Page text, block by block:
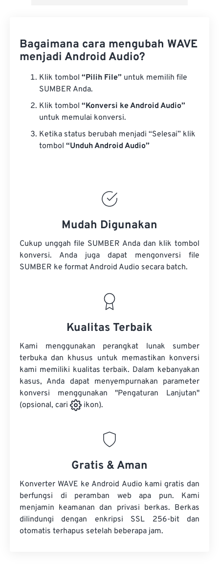
Bagaimana cara mengubah WAVE
menjadi Android Audio?
Klik tombol “Pilih File” untuk memilih file
SUMBER Anda.
Klik tombol “Konversi ke Android Audio”
untuk memulai konversi.
Ketika status berubah menjadi “Selesai” klik
tombol “Unduh Android Audio”
Mudah Digunakan
Cukup unggah file SUMBER Anda dan klik tombol
konversi. Anda juga dapat mengonversi file
SUMBER ke format Android Audio secara batch.
Kualitas Terbaik
Kami menggunakan perangkat lunak sumber
terbuka dan khusus untuk memastikan konversi
kami memiliki kualitas terbaik. Dalam kebanyakan
kasus, Anda dapat menyempurnakan parameter
konversi menggunakan "Pengaturan Lanjutan"
(opsional, cari
ikon).
Gratis & Aman
Konverter WAVE ke Android Audio kami gratis dan
berfungsi di peramban web apa pun. Kami
menjamin keamanan dan privasi berkas. Berkas
dilindungi dengan enkripsi SSL 256-bit dan
otomatis terhapus setelah beberapa jam.